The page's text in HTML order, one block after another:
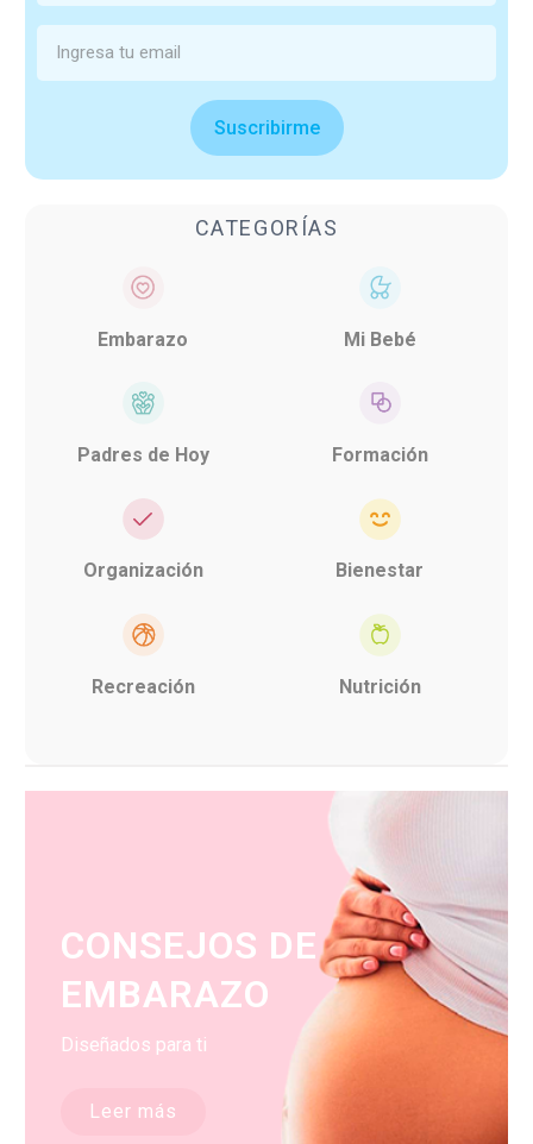
Suscribirme
CATEGORÍAS
Embarazo Mi Bebé
Padres de Hoy Formación
Organización Bienestar
Recreación Nutrición
CONSEJOS DE
EMBARAZO
Diseñados para ti
Leer más